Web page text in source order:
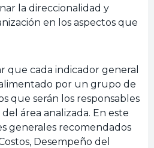
la direccionalidad y
en los aspectos que
que cada indicador general
por un grupo de
que serán los responsables
área analizada. En este
generales recomendados
Desempeño del